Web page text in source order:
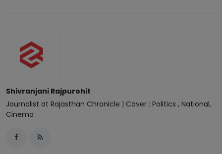
Shivranjani Rajpurohit
Journalist at Rajasthan Chronicle | Cover : Politics , National,
Cinema